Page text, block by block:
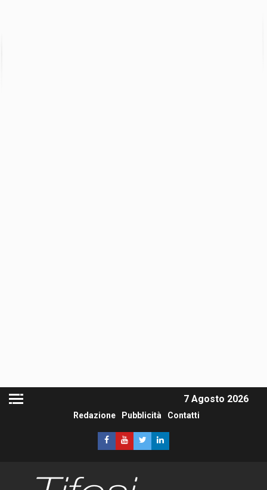
7 Agosto 2026
Redazione Pubblicità Contatti